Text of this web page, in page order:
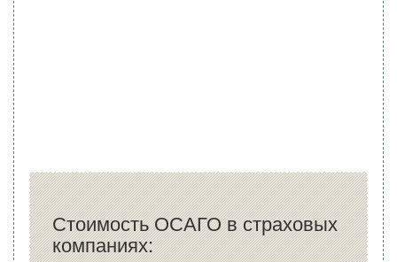
Стоимость ОСАГО в страховых
компаниях: